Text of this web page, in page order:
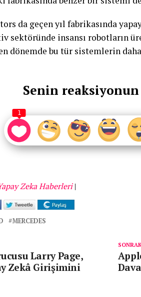
da geçen yıl fabrikasında
sektöründe insansı robotların
dönemde bu tür sistemlerin
Senin
1
Zeka Haberleri |
MERCEDES
Larry Page,
Zekâ Girişimini